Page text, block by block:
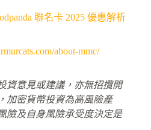
聯名卡 2025 優惠解析
about-mmc/
資意見或建議，亦無招攬開
加密貨幣投資為高風險產
險及自身風險承受度決定是